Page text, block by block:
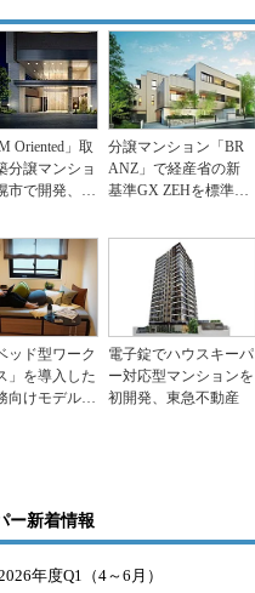
Oriented」取
分譲マンショ
市で開発、東
分譲マンション「BR
ANZ」で経産省の新
基準GX ZEHを標準
ッド型ワーク
」を導入した
向けモデルル
電子錠でハウスキーパ
ー対応型マンションを
初開発、東急不動産
ー新着情報
年度Q1（4～6月）